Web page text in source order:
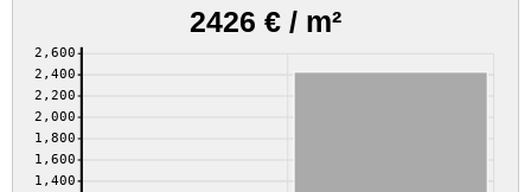
2426 € / m²
1,400
1,600
1,800
2,000
2,200
2,400
2,600